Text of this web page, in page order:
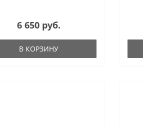
6 650 руб.
В КОРЗИНУ